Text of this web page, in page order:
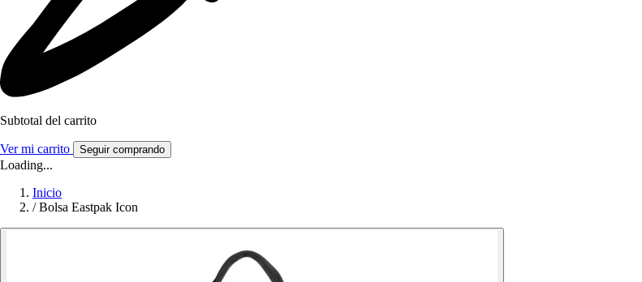
Subtotal del carrito
Ver mi carrito Seguir comprando
Loading...
Inicio
/ Bolsa Eastpak Icon